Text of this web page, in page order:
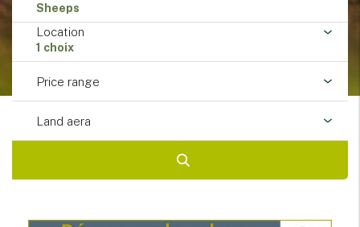
Sheeps
Location
1 choix
Price range
Land aera